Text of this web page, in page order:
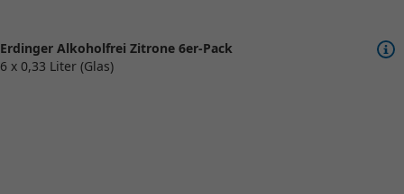
Erdinger Alkoholfrei Zitrone 6er-Pack
6 x 0,33 Liter (Glas)